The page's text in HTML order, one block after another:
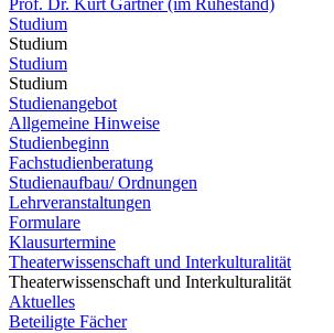
Prof. Dr. Kurt Gärtner (im Ruhestand)
Studium
Studium
Studium
Studium
Studienangebot
Allgemeine Hinweise
Studienbeginn
Fachstudienberatung
Studienaufbau/ Ordnungen
Lehrveranstaltungen
Formulare
Klausurtermine
Theaterwissenschaft und Interkulturalität
Theaterwissenschaft und Interkulturalität
Aktuelles
Beteiligte Fächer